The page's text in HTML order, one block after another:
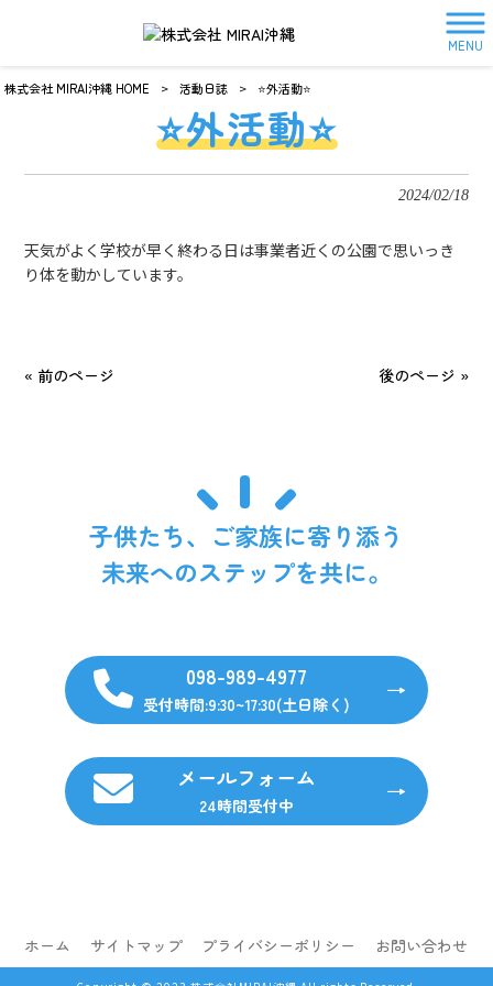
MENU
株式会社 MIRAI沖縄 HOME > 活動日誌 > ⭐️外活動⭐️
⭐️外活動⭐️
2024/02/18
天気がよく学校が早く終わる日は事業者近くの公園で思いっき
り体を動かしています。
« 前のページ 後のページ »
子供たち、ご家族に寄り添う
未来へのステップを共に。
098-989-4977
受付時間:9:30~17:30(土日除く)
メールフォーム
24時間受付中
ホーム サイトマップ プライバシーポリシー お問い合わせ